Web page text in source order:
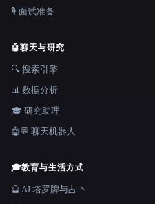
🎙️ 面试准备
🤖聊天与研究
🔍 搜索引擎
📊 数据分析
🎓 研究助理
🤖💬 聊天机器人
🎓教育与生活方式
🔮 AI 塔罗牌与占卜